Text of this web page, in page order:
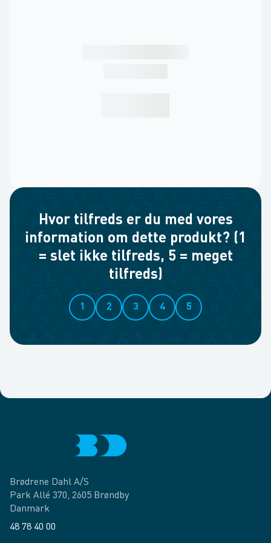
Hvor tilfreds er du med vores
information om dette produkt? (1
= slet ikke tilfreds, 5 = meget
tilfreds)
1 2 3 4 5
Brødrene Dahl A/S
Park Allé 370, 2605 Brøndby
Danmark
48 78 40 00